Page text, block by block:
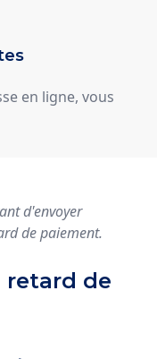
en ligne, vous
d'envoyer
de paiement.
retard de